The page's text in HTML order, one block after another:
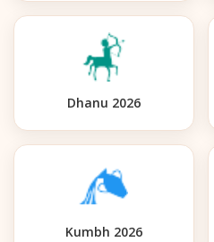
Dhanu 2026
Kumbh 2026